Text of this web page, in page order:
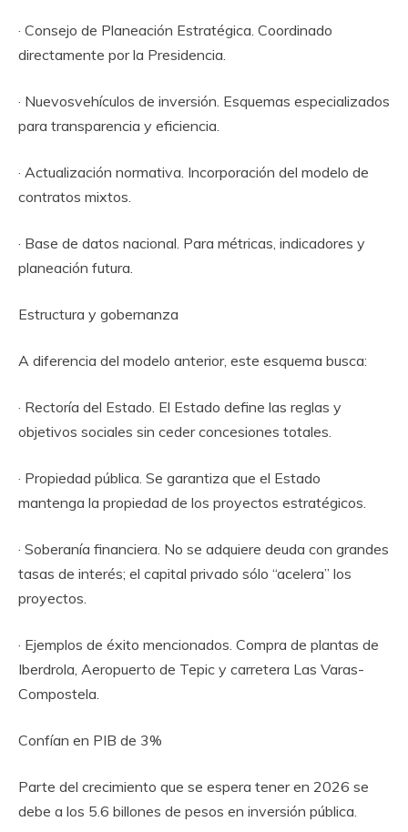
· Consejo de Planeación Estratégica. Coordinado
directamente por la Presidencia.
· Nuevosvehículos de inversión. Esquemas especializados
para transparencia y eficiencia.
· Actualización normativa. Incorporación del modelo de
contratos mixtos.
· Base de datos nacional. Para métricas, indicadores y
planeación futura.
Estructura y gobernanza
A diferencia del modelo anterior, este esquema busca:
· Rectoría del Estado. El Estado define las reglas y
objetivos sociales sin ceder concesiones totales.
· Propiedad pública. Se garantiza que el Estado
mantenga la propiedad de los proyectos estratégicos.
· Soberanía financiera. No se adquiere deuda con grandes
tasas de interés; el capital privado sólo “acelera” los
proyectos.
· Ejemplos de éxito mencionados. Compra de plantas de
Iberdrola, Aeropuerto de Tepic y carretera Las Varas-
Compostela.
Confían en PIB de 3%
Parte del crecimiento que se espera tener en 2026 se
debe a los 5.6 billones de pesos en inversión pública.